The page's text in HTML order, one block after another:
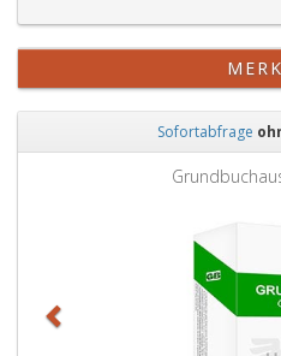
Sofortabfrage